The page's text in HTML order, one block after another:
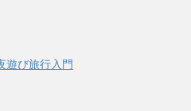
遊び旅行入門